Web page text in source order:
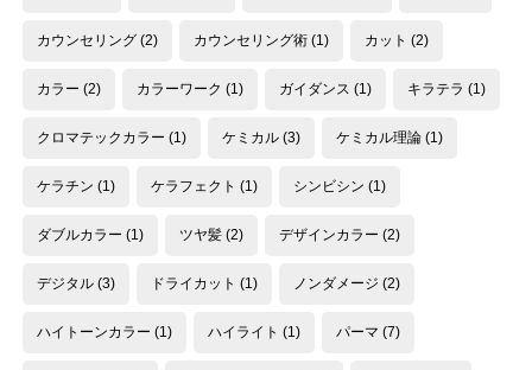
カウンセリング (2) カウンセリング術 (1) カット (2)
カラー (2) カラーワーク (1) ガイダンス (1) キラテラ (1)
クロマテックカラー (1) ケミカル (3) ケミカル理論 (1)
ケラチン (1) ケラフェクト (1) シンビシン (1)
ダブルカラー (1) ツヤ髪 (2) デザインカラー (2)
デジタル (3) ドライカット (1) ノンダメージ (2)
ハイトーンカラー (1) ハイライト (1) パーマ (7)